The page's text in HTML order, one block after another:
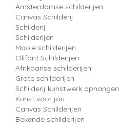
Amsterdamse schilderijen
Canvas Schilderij
Schilderij
Schilderijen
Mooie schilderijen
Olifant Schilderijen
Afrikaanse schilderijen
Grote schilderijen
Schilderij kunstwerk ophangen
Kunst voor jou
Canvas Schilderijen
Bekende schilderijen